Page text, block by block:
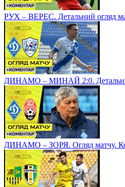
РУХ – ВЕРЕС. Детальний огляд
ДИНАМО – МИНАЙ 2:0.
ДИНАМО – ЗОРЯ. Огляд матчу.